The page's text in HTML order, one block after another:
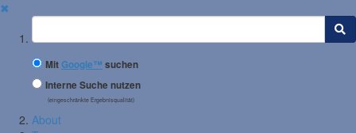
✖
Suchbegriff
MitGoogle™ suchen
Interne Suche nutzen
(eingeschränkte Ergebnisqualität)
About